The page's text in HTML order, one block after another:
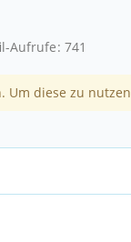
Aufrufe 741
diese zu